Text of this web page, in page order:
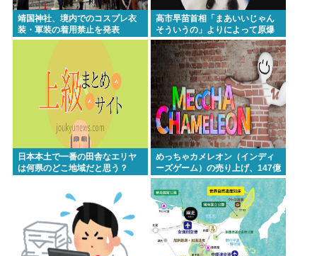
靖国神社、境内でのコスプレ衣
装・軍装の着用禁止を発表
高市早苗首相「まあいいじゃん
そういうの」よりによって原爆
の日に歯医者に行ってたことが
発覚し批判が殺到大炎上
日本本土で一番の田舎なエリヤ
は何県のどこ地域だと思う？
めっちゃカメレオン（インディ
ーズゲーム）の売り上げ、147億
円突破www